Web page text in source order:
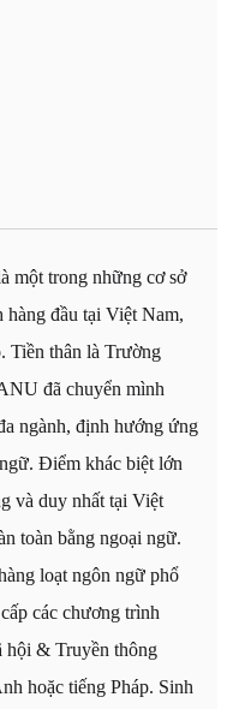
trong những cơ sở
hàng đầu tại Việt Nam,
Tiền thân là Trường
đã chuyển mình
ngành, định hướng ứng
Điểm khác biệt lớn
và duy nhất tại Việt
toàn bằng ngoại ngữ.
loạt ngôn ngữ phổ
các chương trình
hội & Truyền thông
hoặc tiếng Pháp. Sinh